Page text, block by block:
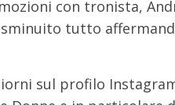
con tronista,
tutto
sul profilo